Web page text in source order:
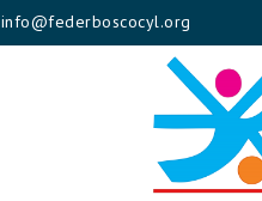
info@federboscocyl.org